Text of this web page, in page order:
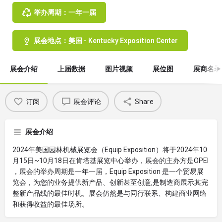
举办周期：一年一届
展会地点：美国 - Kentucky Exposition Center
展会介绍 上届数据 图片视频 展位图 展商名录
订阅 展会评论 Share
展会介绍
2024年美国园林机械展览会（Equip Exposition）将于2024年10
月15日~10月18日在肯塔基展览中心举办，展会的主办方是OPEI
，展会的举办周期是一年一届，Equip Exposition 是一个贸易展
览会，为您的业务提供新产品、创新甚至创意,是制造商展示其完
整新产品线的最佳时机。展会仍然是与同行联系、构建商业网络
和获得收益的最佳场所。